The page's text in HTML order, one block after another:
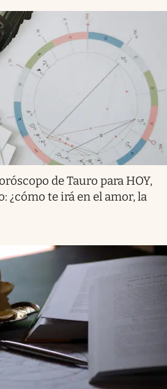
de Tauro para HOY,
¿cómo te irá en el amor, la